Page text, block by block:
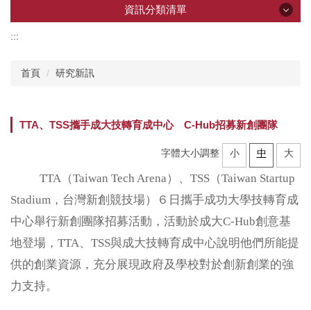
資訊分類清單
所屬研究中心
企業共研中心
研發技術推薦
計畫申辦
:::
首頁 研究新訊
TTA、TSS攜手成大技轉育成中心 C-Hub招募新創團隊
字體大小調整 小 中 大
TTA（Taiwan Tech Arena）、TSS（Taiwan Startup
Stadium，台灣新創競技場）６日攜手成功大學技轉育成
中心舉行新創團隊招募活動，活動於成大C-Hub創意基
地登場，TTA、TSS與成大技轉育成中心說明他們所能提
供的創業資源，充分展現政府及學校對於創新創業的強
力支持。